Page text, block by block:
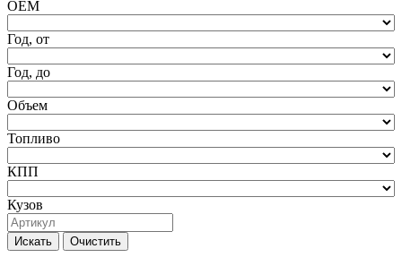
ОЕМ
Год, от
Год, до
Объем
Топливо
КПП
Кузов
Искать Очистить